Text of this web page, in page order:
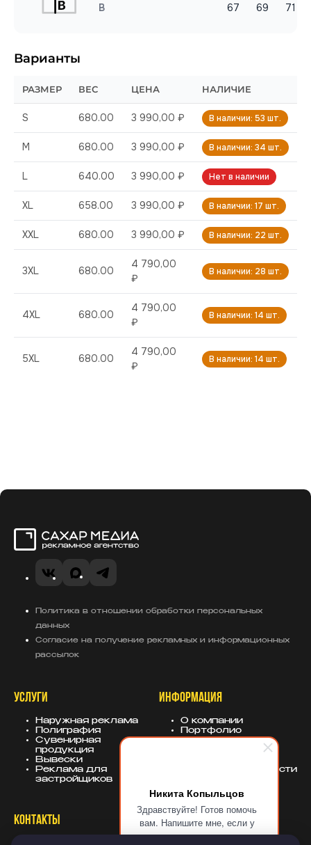
Никита Копыльцов
Здравствуйте! Готов помочь
вам. Напишите мне, если у
вас появятся вопросы.
B
67 69 71
Варианты
РАЗМЕР ВЕС ЦЕНА НАЛИЧИЕ
S 680.00 3 990,00 ₽ В наличии: 53 шт.
M 680.00 3 990,00 ₽ В наличии: 34 шт.
L 640.00 3 990,00 ₽ Нет в наличии
XL 658.00 3 990,00 ₽ В наличии: 17 шт.
XXL 680.00 3 990,00 ₽ В наличии: 22 шт.
3XL 680.00
4 790,00
₽
В наличии: 28 шт.
4XL 680.00
4 790,00
₽
В наличии: 14 шт.
5XL 680.00
4 790,00
₽
В наличии: 14 шт.
VK MAXTelegram
Политика в отношении обработки персональных
данных
Согласие на получение рекламных и информационных
рассылок
УСЛУГИ
Наружная реклама
Полиграфия
Сувенирная
продукция
Вывески
Реклама для
застройщиков
ИНФОРМАЦИЯ
О компании
Портфолио
База знаний
конфиденциальности
КОНТАКТЫ СОЦСЕТИ